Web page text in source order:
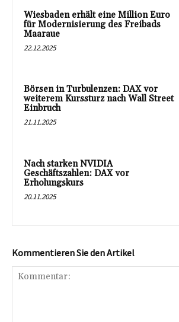
Wiesbaden erhält eine Million Euro
für Modernisierung des Freibads
Maaraue
22.12.2025
Börsen in Turbulenzen: DAX vor
weiterem Kurssturz nach Wall Street
Einbruch
21.11.2025
Nach starken NVIDIA
Geschäftszahlen: DAX vor
Erholungskurs
20.11.2025
Kommentieren Sie den Artikel